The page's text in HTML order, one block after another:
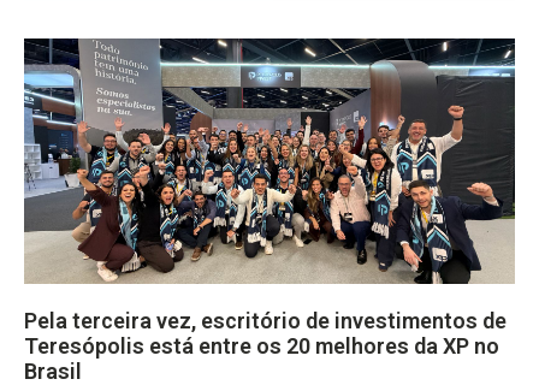
Pela terceira vez, escritório de investimentos de
Teresópolis está entre os 20 melhores da XP no
Brasil